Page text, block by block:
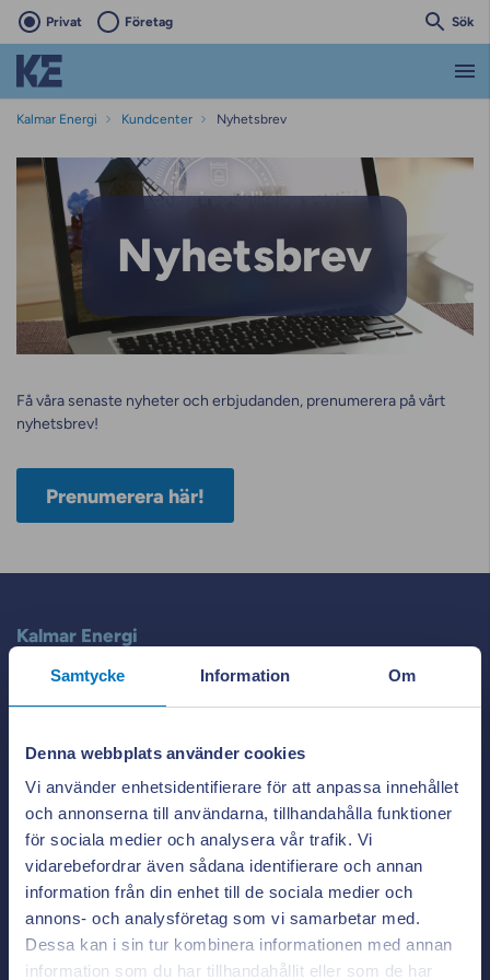
Samtycke Information Om
Denna webbplats använder cookies
Vi använder enhetsidentifierare för att anpassa innehållet
och annonserna till användarna, tillhandahålla funktioner
för sociala medier och analysera vår trafik. Vi
vidarebefordrar även sådana identifierare och annan
information från din enhet till de sociala medier och
annons- och analysföretag som vi samarbetar med.
Dessa kan i sin tur kombinera informationen med annan
information som du har tillhandahållit eller som de har
Privat Företag Sök
Kalmar Energi Kundcenter Nyhetsbrev
Nyhetsbrev
Nyhetsbrev
Få våra senaste nyheter och erbjudanden, prenumerera på vårt
nyhetsbrev!
Prenumerera här!
Kalmar Energi
Smedjegatan 4
Postadress:
Box 822
Kundcenter:0480-45 11 45
Teckna avtal Stäng